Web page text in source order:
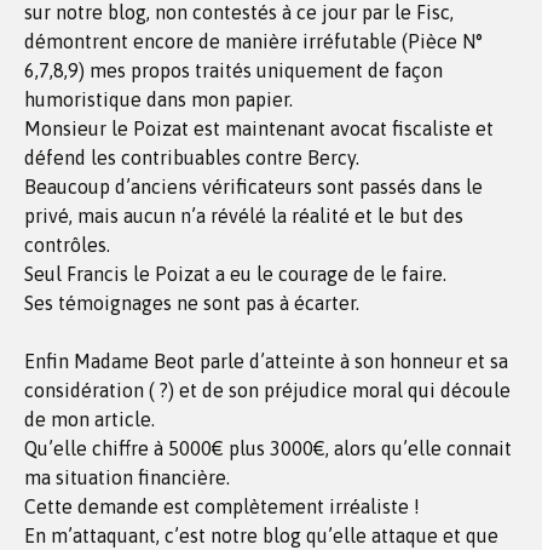
sur notre blog, non contestés à ce jour par le Fisc,
démontrent encore de manière irréfutable (Pièce N°
6,7,8,9) mes propos traités uniquement de façon
humoristique dans mon papier.
Monsieur le Poizat est maintenant avocat fiscaliste et
défend les contribuables contre Bercy.
Beaucoup d’anciens vérificateurs sont passés dans le
privé, mais aucun n’a révélé la réalité et le but des
contrôles.
Seul Francis le Poizat a eu le courage de le faire.
Ses témoignages ne sont pas à écarter.
Enfin Madame Beot parle d’atteinte à son honneur et sa
considération ( ?) et de son préjudice moral qui découle
de mon article.
Qu’elle chiffre à 5000€ plus 3000€, alors qu’elle connait
ma situation financière.
Cette demande est complètement irréaliste !
En m’attaquant, c’est notre blog qu’elle attaque et que